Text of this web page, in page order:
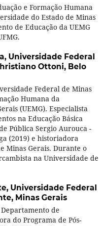
e Formação Humana
do Estado de Minas
de Educação da UEMG
Universidade Federal
Ottoni, Belo
Federal de Minas
Humana da
(UEMG). Especialista
na Educação Básica
Pública Sergio Aurouca -
(2019) e historiadora
Minas Gerais. Durante o
na Universidade de
Universidade Federal
Minas Gerais
de
do Programa de Pós-